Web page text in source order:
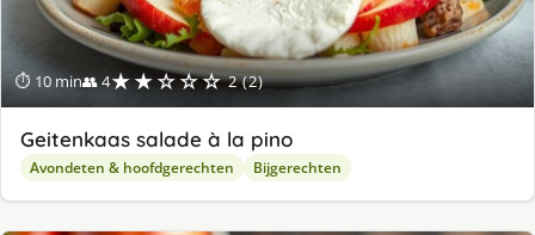
⏱ 10 min👥 4★★☆☆☆ 2 (2)
Geitenkaas salade à la pino
Avondeten & hoofdgerechten Bijgerechten